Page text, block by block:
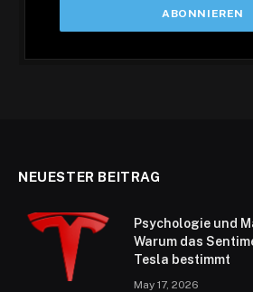
NEUESTER BEITRAG
Psychologie und
Warum das
Tesla bestimmt
May 17, 2026